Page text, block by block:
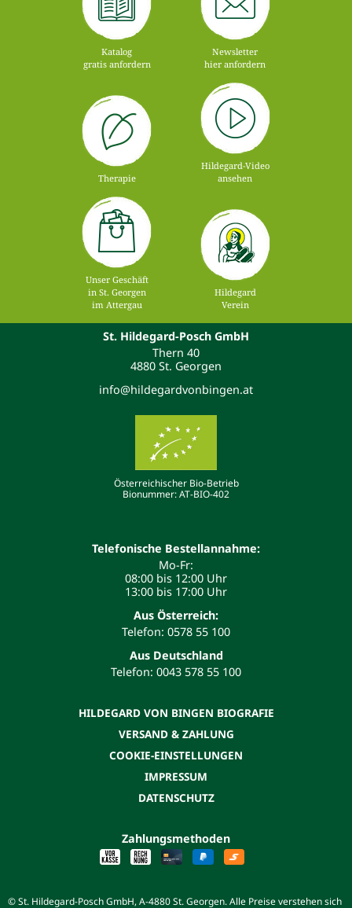
Katalog
gratis anfordern
Newsletter
hier anfordern
Therapie
Hildegard-Video
ansehen
Unser Geschäft
in St. Georgen
im Attergau
Hildegard
Verein
St. Hildegard-Posch GmbH
Thern 40
4880 St. Georgen
info@hildegardvonbingen.at
Österreichischer Bio-Betrieb
Bionummer: AT-BIO-402
Telefonische Bestellannahme:
Mo-Fr:
08:00 bis 12:00 Uhr
13:00 bis 17:00 Uhr
Aus Österreich:
Telefon: 0578 55 100
Aus Deutschland
Telefon: 0043 578 55 100
HILDEGARD VON BINGEN BIOGRAFIE
VERSAND & ZAHLUNG
COOKIE-EINSTELLUNGEN
IMPRESSUM
DATENSCHUTZ
Zahlungsmethoden
© St. Hildegard-Posch GmbH, A-4880 St. Georgen. Alle Preise verstehen sich